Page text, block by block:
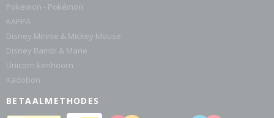
Pokemon - Pokémon
KAPPA
Disney Minnie & Mickey Mouse.
Disney Bambi & Marie
Unicorn Eenhoorn
Kadobon
BETAALMETHODES